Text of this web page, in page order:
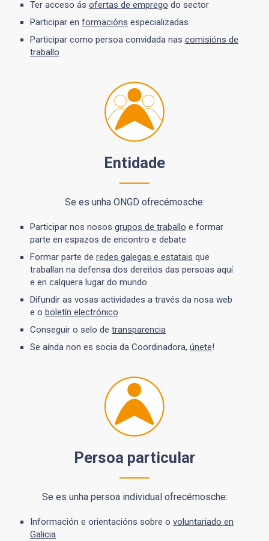
Ter acceso ás ofertas de emprego do sector
Participar en formacións especializadas
Participar como persoa convidada nas comisións de
traballo
Entidade
Se es unha ONGD ofrecémosche:
Participar nos nosos grupos de traballo e formar
parte en espazos de encontro e debate
Formar parte de redes galegas e estatais que
traballan na defensa dos dereitos das persoas aquí
e en calquera lugar do mundo
Difundir as vosas actividades a través da nosa web
e o boletín electrónico
Conseguir o selo de transparencia
Se aínda non es socia da Coordinadora, únete!
Persoa particular
Se es unha persoa individual ofrecémosche:
Información e orientacións sobre o voluntariado en
Galicia